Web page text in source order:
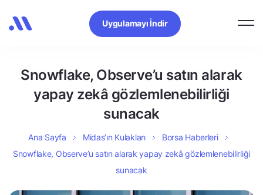
Uygulamayı İndir
Snowflake, Observe’u satın alarak
yapay zekâ gözlemlenebilirliği
sunacak
Ana Sayfa Midas’ın Kulakları
Borsa Haberleri
Snowflake, Observe’u satın alarak yapay zekâ gözlemlenebilirliği
sunacak